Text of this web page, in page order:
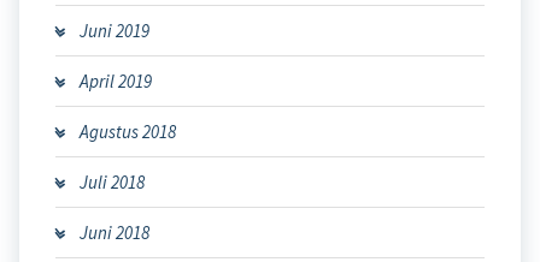
Juni 2019
April 2019
Agustus 2018
Juli 2018
Juni 2018